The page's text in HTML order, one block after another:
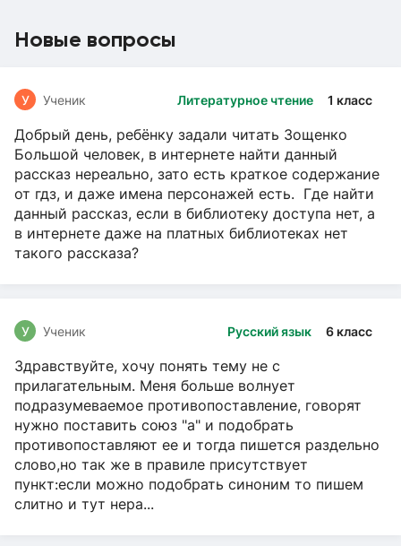
Новые вопросы
Литературное чтение 1 класс
У Ученик
Добрый день, ребёнку задали читать Зощенко
Большой человек, в интернете найти данный
рассказ нереально, зато есть краткое содержание
от гдз, и даже имена персонажей есть. Где найти
данный рассказ, если в библиотеку доступа нет, а
в интернете даже на платных библиотеках нет
такого рассказа?
Русский язык 6 класс
У Ученик
Здравствуйте, хочу понять тему не с
прилагательным. Меня больше волнует
подразумеваемое противопоставление, говорят
нужно поставить союз "а" и подобрать
противопоставляют ее и тогда пишется раздельно
слово,но так же в правиле присутствует
пункт:если можно подобрать синоним то пишем
слитно и тут нера...